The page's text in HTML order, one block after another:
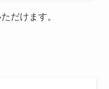
だけます。